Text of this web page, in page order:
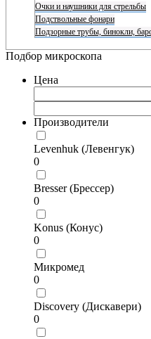
Очки и наушники для стрельбы
Подствольные фонари
Подзорные трубы, бинокли,
Подбор микроскопа
Цена
Производители
Levenhuk (Левенгук)
0
Bresser (Брессер)
0
Konus (Конус)
0
Микромед
0
Discovery (Дискавери)
0